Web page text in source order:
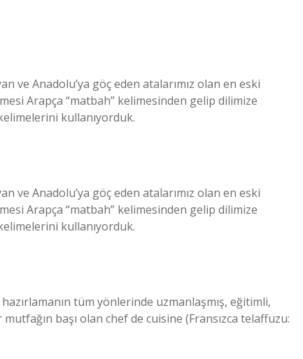
ve Anadolu’ya göç eden atalarımız olan en eski
Arapça “matbah” kelimesinden gelip dilimize
kullanıyorduk.
ve Anadolu’ya göç eden atalarımız olan en eski
Arapça “matbah” kelimesinden gelip dilimize
kullanıyorduk.
tüm yönlerinde uzmanlaşmış, eğitimli,
başı olan chef de cuisine (Fransızca telaffuzu: